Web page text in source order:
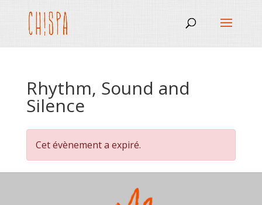
Rhythm, Sound and
Silence
Cet évènement a expiré.